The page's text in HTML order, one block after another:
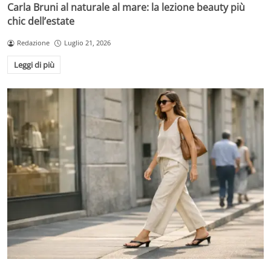
Carla Bruni al naturale al mare: la lezione beauty più
chic dell’estate
Redazione Luglio 21, 2026
Leggi di più